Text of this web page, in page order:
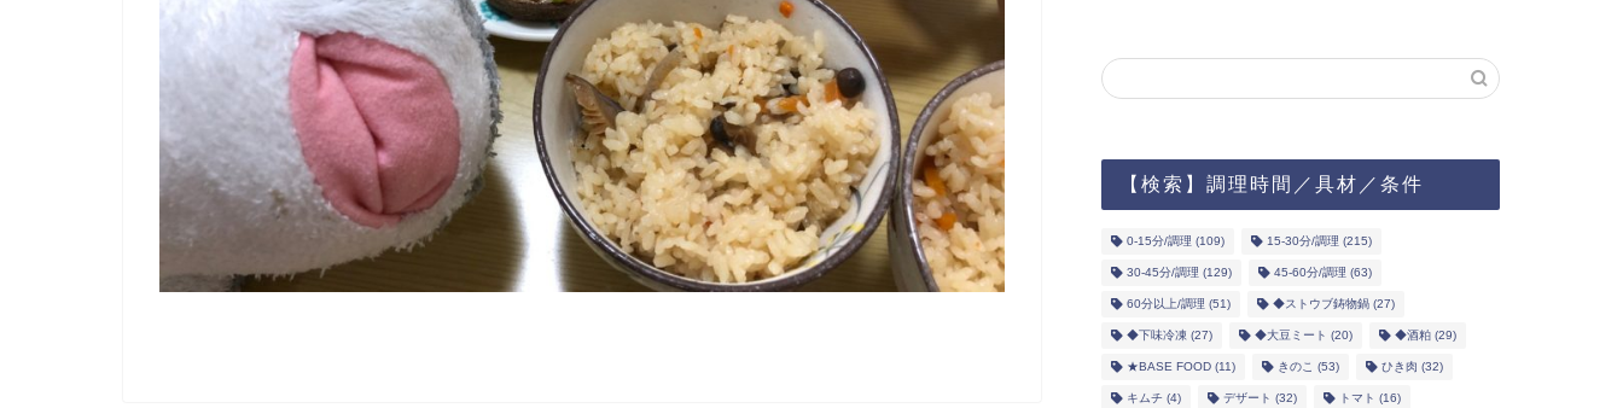
【検索】調理時間／具材／条件
0-15分/調理 (109) 15-30分/調理 (215)
30-45分/調理 (129) 45-60分/調理 (63)
60分以上/調理 (51) ◆ストウブ鋳物鍋(27)
◆下味冷凍 (27) ◆大豆ミート (20) ◆酒粕(29)
★BASE FOOD(11) きのこ (53) ひき肉 (32)
キムチ (4) デザート (32) トマト (16)